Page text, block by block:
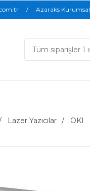
Azaraks Kurumsal
Lazer Yazıcılar OKI